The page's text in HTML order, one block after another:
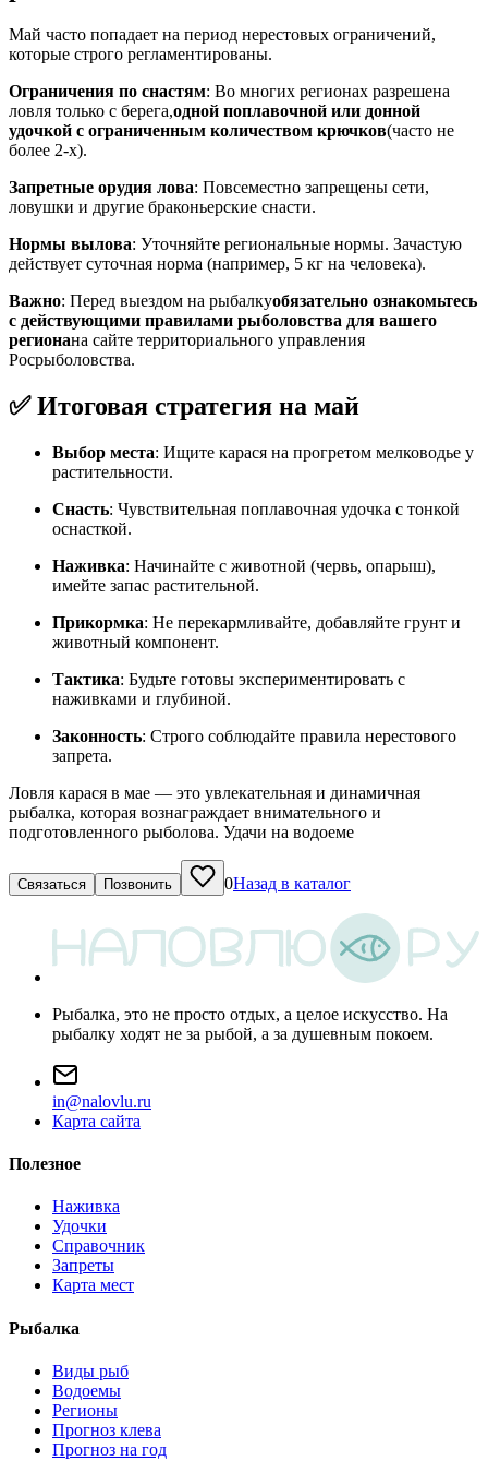
Май часто попадает на период нерестовых ограничений,
которые строго регламентированы.
Ограничения по снастям: Во многих регионах разрешена
ловля только с берега,одной поплавочной или донной
удочкой с ограниченным количеством крючков(часто не
более 2-х).
Запретные орудия лова: Повсеместно запрещены сети,
ловушки и другие браконьерские снасти.
Нормы вылова: Уточняйте региональные нормы. Зачастую
действует суточная норма (например, 5 кг на человека).
Важно: Перед выездом на рыбалкуобязательно ознакомьтесь
с действующими правилами рыболовства для вашего
регионана сайте территориального управления
Росрыболовства.
✅ Итоговая стратегия на май
Выбор места: Ищите карася на прогретом мелководье у
растительности.
Снасть: Чувствительная поплавочная удочка с тонкой
оснасткой.
Наживка: Начинайте с животной (червь, опарыш),
имейте запас растительной.
Прикормка: Не перекармливайте, добавляйте грунт и
животный компонент.
Тактика: Будьте готовы экспериментировать с
наживками и глубиной.
Законность: Строго соблюдайте правила нерестового
запрета.
Ловля карася в мае — это увлекательная и динамичная
рыбалка, которая вознаграждает внимательного и
подготовленного рыболова. Удачи на водоеме
Связаться Позвонить 0Назад в каталог
Рыбалка, это не просто отдых, а целое искусство. На
рыбалку ходят не за рыбой, а за душевным покоем.
in@nalovlu.ru
Карта сайта
Полезное
Наживка
Удочки
Справочник
Запреты
Карта мест
Рыбалка
Виды рыб
Водоемы
Регионы
Прогноз клева
Прогноз на год